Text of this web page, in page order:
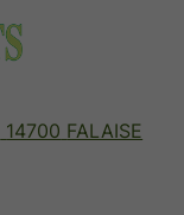
14700 FALAISE